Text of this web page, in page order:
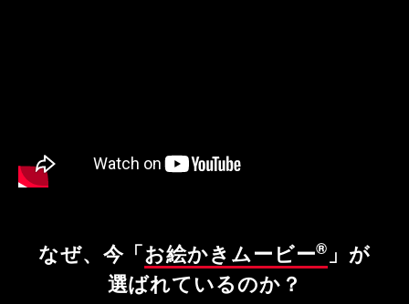
なぜ、今「お絵かきムービー® 」が
選ばれているのか？